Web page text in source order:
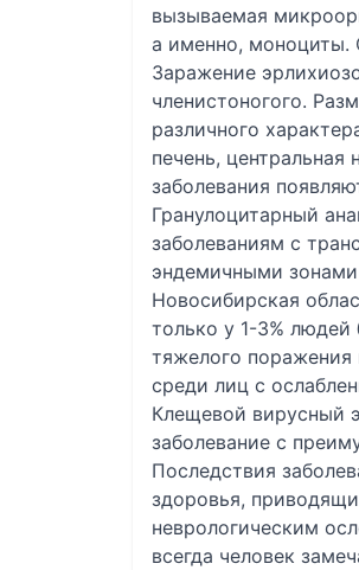
вызываемая
а именно, моноциты.
Заражение
членистоногого.
различного
печень,
заболевания
Гранулоцитарный
заболеваниям с
эндемичными
Новосибирская
только у 1-3% людей
тяжелого поражения
среди лиц с
Клещевой вирусный
заболевание с
Последствия
здоровья,
неврологическим
всегда человек